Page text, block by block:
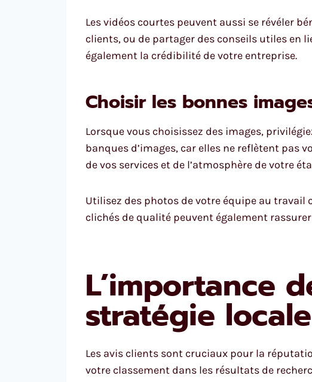
Les vidéos courtes peuvent aussi se révéler
clients, ou de partager des conseils utiles en
également la crédibilité de votre entreprise.
Choisir les bonnes
Lorsque vous choisissez des images,
banques d’images, car elles ne reflètent pas
de vos services et de l’atmosphère de votre
Utilisez des photos de votre équipe au travail
clichés de qualité peuvent également
L’importance
stratégie locale
Les avis clients sont cruciaux pour la
votre classement dans les résultats de